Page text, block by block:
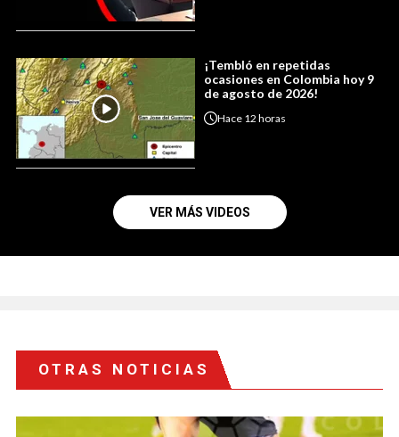
¡Tembló en repetidas
ocasiones en Colombia hoy 9
de agosto de 2026!
Hace 12 horas
VER MÁS VIDEOS
OTRAS NOTICIAS